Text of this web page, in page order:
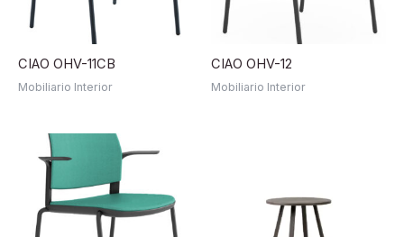
CIAO OHV-11CB
Mobiliario Interior
CIAO OHV-12
Mobiliario Interior